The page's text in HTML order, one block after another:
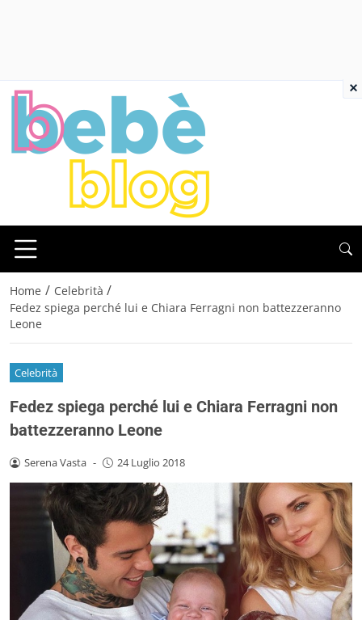
Home / Celebrità /
Fedez spiega perché lui e Chiara Ferragni non battezzeranno
Leone
Celebrità
Fedez spiega perché lui e Chiara Ferragni non
battezzeranno Leone
Serena Vasta - 24 Luglio 2018
×